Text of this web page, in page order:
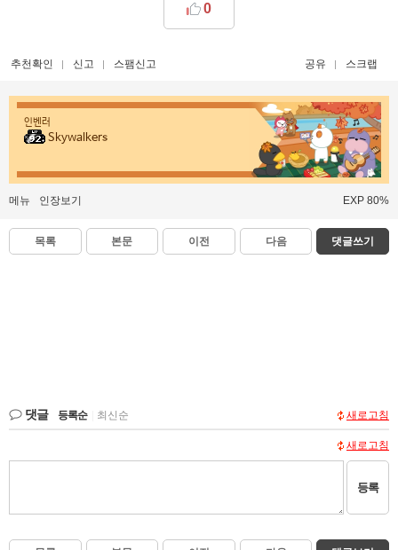
0
추천확인 신고 스팸신고 공유 스크랩
인벤러
Skywalkers
메뉴 인장보기 EXP 80%
목록 본문 이전 다음 댓글쓰기
댓글 등록순 최신순 새로고침
새로고침
등록